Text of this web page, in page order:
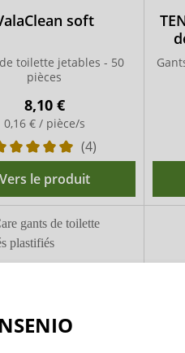
soft
toilette jetables - 50
pièces
8,10 €
0,16 € / pièce/s
(4)
Vers le produit